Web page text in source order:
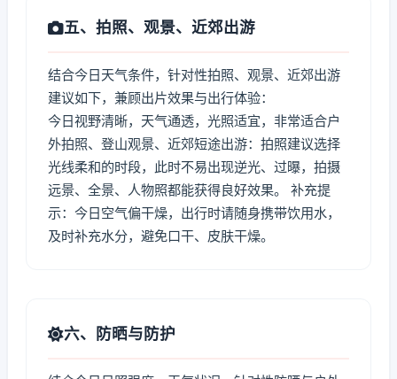
五、拍照、观景、近郊出游
结合今日天气条件，针对性拍照、观景、近郊出游
建议如下，兼顾出片效果与出行体验：
今日视野清晰，天气通透，光照适宜，非常适合户
外拍照、登山观景、近郊短途出游：拍照建议选择
光线柔和的时段，此时不易出现逆光、过曝，拍摄
远景、全景、人物照都能获得良好效果。 补充提
示：今日空气偏干燥，出行时请随身携带饮用水，
及时补充水分，避免口干、皮肤干燥。
六、防晒与防护